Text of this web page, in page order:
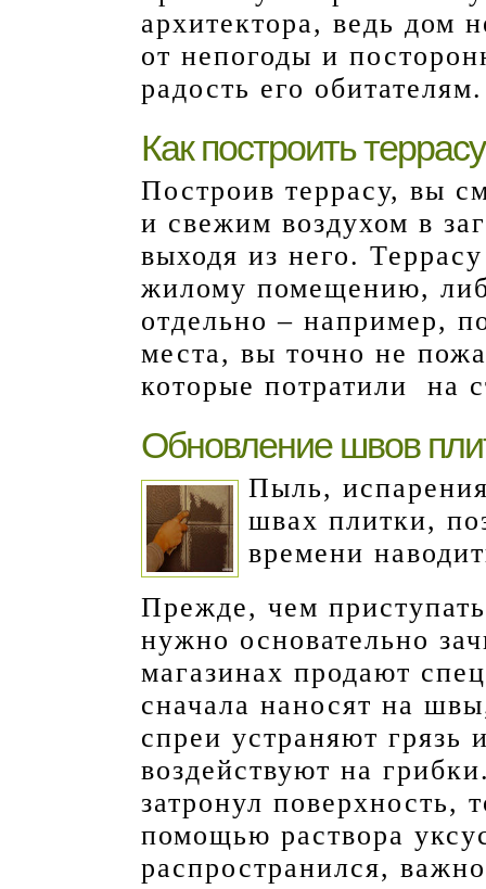
архитектора, ведь дом
от непогоды и
радость его обитателям.
Как построить террасу
Построив террасу, вы
и свежим воздухом в
выходя из него.
жилому помещению,
отдельно – например,
места, вы точно не
которые потратили на
Обновление швов
Пыль,
швах плитки,
времени
Прежде, чем
нужно основательно
магазинах продают
сначала наносят на
спреи устраняют
воздействуют на
затронул поверхность,
помощью раствора
распространился,